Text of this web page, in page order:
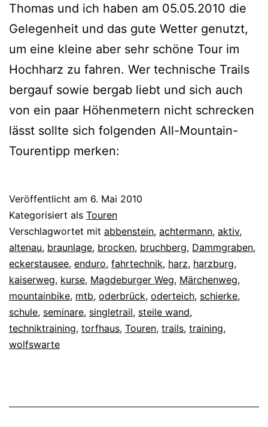
Thomas und ich haben am 05.05.2010 die
Gelegenheit und das gute Wetter genutzt,
um eine kleine aber sehr schöne Tour im
Hochharz zu fahren. Wer technische Trails
bergauf sowie bergab liebt und sich auch
von ein paar Höhenmetern nicht schrecken
lässt sollte sich folgenden All-Mountain-
Tourentipp merken:
Veröffentlicht am 6. Mai 2010
Kategorisiert als Touren
Verschlagwortet mit abbenstein, achtermann, aktiv,
altenau, braunlage, brocken, bruchberg, Dammgraben,
eckerstausee, enduro, fahrtechnik, harz, harzburg,
kaiserweg, kurse, Magdeburger Weg, Märchenweg,
mountainbike, mtb, oderbrück, oderteich, schierke,
schule, seminare, singletrail, steile wand,
techniktraining, torfhaus, Touren, trails, training,
wolfswarte